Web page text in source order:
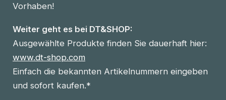
Vorhaben!
Weiter geht es bei DT&SHOP:
Ausgewählte Produkte finden Sie dauerhaft hier:
www.dt-shop.com
Einfach die bekannten Artikelnummern eingeben
und sofort kaufen.*